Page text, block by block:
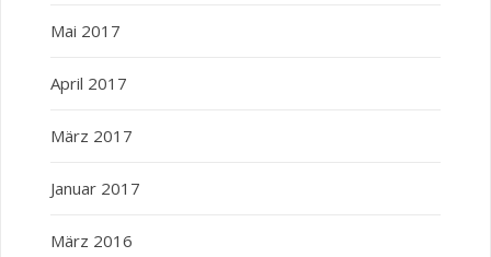
Mai 2017
April 2017
März 2017
Januar 2017
März 2016